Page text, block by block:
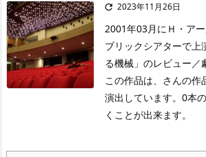
 2023年11月26日
2001年03月にＨ・ア
ブリックシアターで上
る機械」のレビュー／
この作品は、さんの作
演出しています。0本
くことが出来ます。